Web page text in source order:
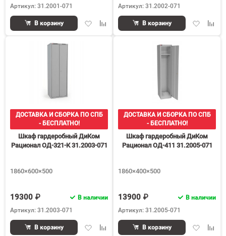
Артикул: 31.2001-071
ДобавитьДобавить
В корзину
Артикул: 31.2002-071
Добавить
В корзину
ДОСТАВКА И СБОРКА ПО СПБ
- БЕСПЛАТНО!
Шкаф гардеробный ДиКом
Рационал ОД-321-К 31.2003-071
1860×600×500
19300 ₽
В наличии
Артикул: 31.2003-071
ДобавитьДобавить
В корзину
ДОСТАВКА И СБОРКА ПО СПБ
- БЕСПЛАТНО!
Шкаф гардеробный ДиКом
Рационал ОД-411 31.2005-071
1860×400×500
13900 ₽
В наличии
Артикул: 31.2005-071
Добавить
В корзину